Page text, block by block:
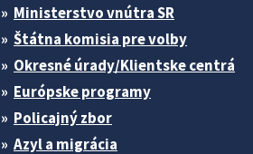
Ministerstvo vnútra SR
Štátna komisia pre volby
Okresné úrady/Klientske centrá
Európske programy
Policajný zbor
Azyl a migrácia